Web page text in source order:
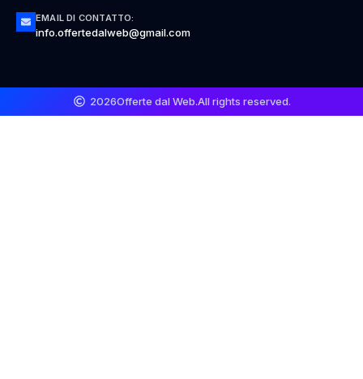
EMAIL DI CONTATTO:
info.offertedalweb@gmail.com
2026Offerte dal Web.All rights reserved.